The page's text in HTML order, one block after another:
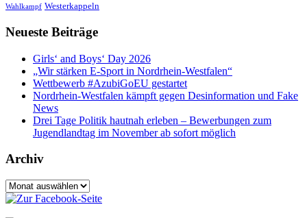
Wahlkampf Westerkappeln
Neueste Beiträge
Girls‘ and Boys‘ Day 2026
„Wir stärken E-Sport in Nordrhein-Westfalen“
Wettbewerb #AzubiGoEU gestartet
Nordrhein-Westfalen kämpft gegen Desinformation und Fake
News
Drei Tage Politik hautnah erleben – Bewerbungen zum
Jugendlandtag im November ab sofort möglich
Archiv
Archiv